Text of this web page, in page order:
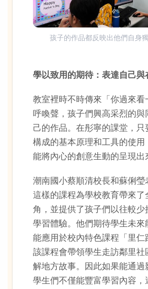
孩子的作品都反映出他們自身
學以致用的期待：表達自己與
教室裡時不時傳來「你過來看
呼喚聲，孩子們興高采烈的與
己的作品。在彤寧的課堂，只
構成的基本原理和工具的使用
能將內心的創意生動的呈現出
潮南國小蔡順清校長和蘇俐瑩
這樣的課程為學校教育帶來了
角，並提供了孩子們以往較少
學習體驗。他們期待學生未來
能應用於校內特色課程「里仁
該課程會帶領學生走訪鄰里社
解地方故事。因此如果能通過
學生們不僅能豐富學習內容，